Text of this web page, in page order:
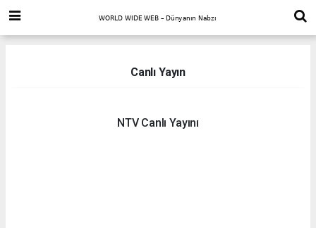
Canlı Yayın
NTV Canlı Yayını